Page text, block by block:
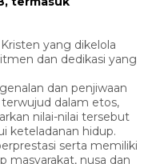
yang dikelola
dan dedikasi yang
dan penjiwaan
dalam etos,
nilai-nilai tersebut
keteladanan hidup.
serta memiliki
masyarakat, nusa dan